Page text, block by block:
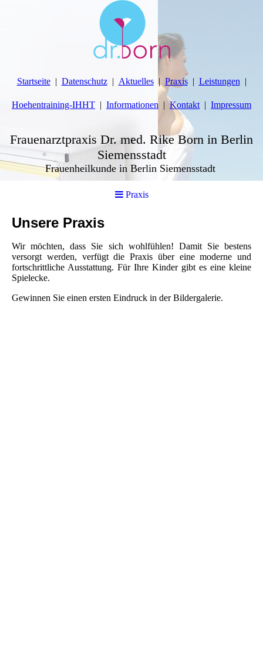
Startseite Datenschutz Aktuelles Praxis Leistungen
Hoehentraining-IHHT Informationen Kontakt Impressum
Frauenarztpraxis Dr. med. Rike Born in Berlin
Siemensstadt
Frauenheilkunde in Berlin Siemensstadt
Praxis
Unsere Praxis
Wir möchten, dass Sie sich wohlfühlen! Damit Sie bestens
versorgt werden, verfügt die Praxis über eine moderne und
fortschrittliche Ausstattung. Für Ihre Kinder gibt es eine kleine
Spielecke.
Gewinnen Sie einen ersten Eindruck in der Bildergalerie.